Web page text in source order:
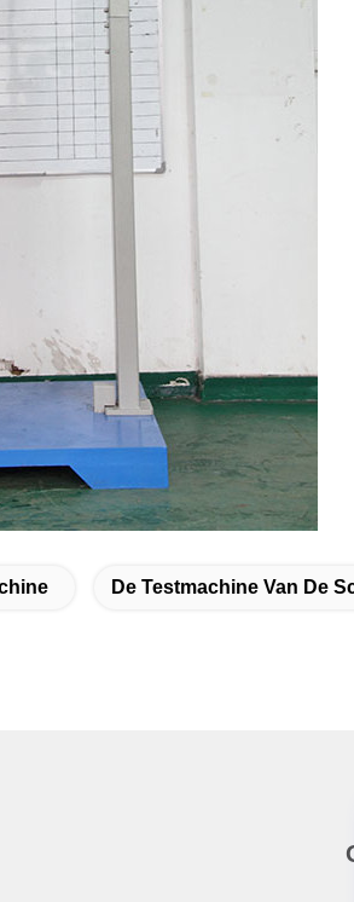
De Testmachine Van De